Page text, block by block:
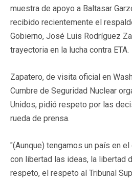
muestra de apoyo a Baltasar
recibido recientemente el
Gobierno, José Luis Rodríguez
trayectoria en la lucha contra ETA.
Zapatero, de visita oficial en
Cumbre de Seguridad Nuclear
Unidos, pidió respeto por las
rueda de prensa.
"(Aunque) tengamos un país en
con libertad las ideas, la libertad
respeto, el respeto al Tribunal